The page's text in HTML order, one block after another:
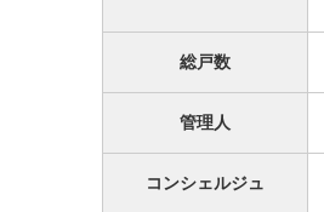
総戸数
管理人
コンシェルジュ